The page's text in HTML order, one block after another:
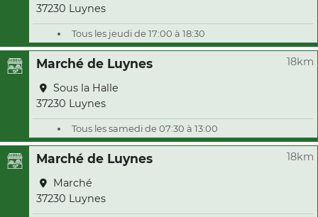
37230 Luynes
Tous les jeudi de 17:00 à 18:30
Marché de Luynes 18km
Sous la Halle
37230 Luynes
Tous les samedi de 07:30 à 13:00
Marché de Luynes 18km
Marché
37230 Luynes